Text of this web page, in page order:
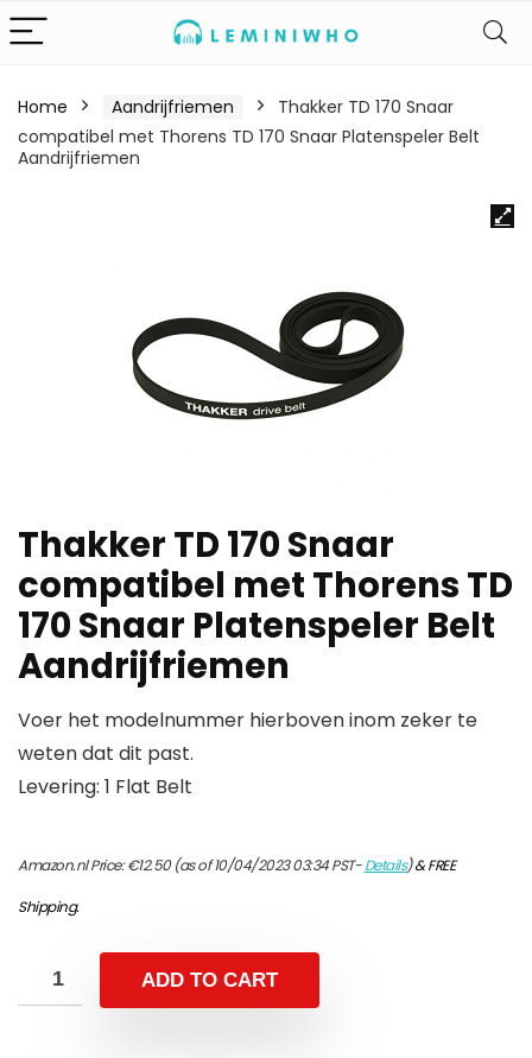
Home Aandrijfriemen
Thakker TD 170 Snaar
compatibel met Thorens TD 170 Snaar Platenspeler Belt
Aandrijfriemen
Thakker TD 170 Snaar
compatibel met Thorens TD
170 Snaar Platenspeler Belt
Aandrijfriemen
Voer het modelnummer hierboven inom zeker te
weten dat dit past.
Levering: 1 Flat Belt
Amazon.nl Price:€12.50(as of 10/04/2023 03:34 PST-Details)&FREE
Shipping.
ADD TO CART